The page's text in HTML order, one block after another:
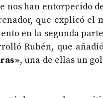
nos han entorpecido
que explicó el
en la segunda
Rubén, que
, una de ellas un